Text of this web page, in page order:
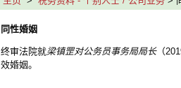
同性婚姻
终审法院就梁镇罡对公务员事务局局长（
效婚姻。